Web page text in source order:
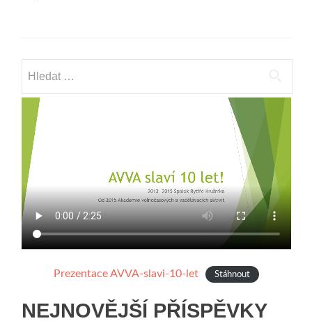
Prezentace AVVA-slavi-10-let Stáhnout
NEJNOVĚJŠÍ PŘÍSPĚVKY